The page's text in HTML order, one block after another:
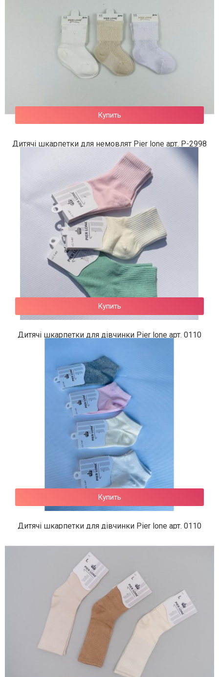
Купить
Дитячі шкарпетки для немовлят Pier lone арт. P-2998
62 грн.
Купить
Дитячі шкарпетки для дівчинки Pier lone арт. 0110
42 грн.
Купить
Дитячі шкарпетки для дівчинки Pier lone арт. 0110